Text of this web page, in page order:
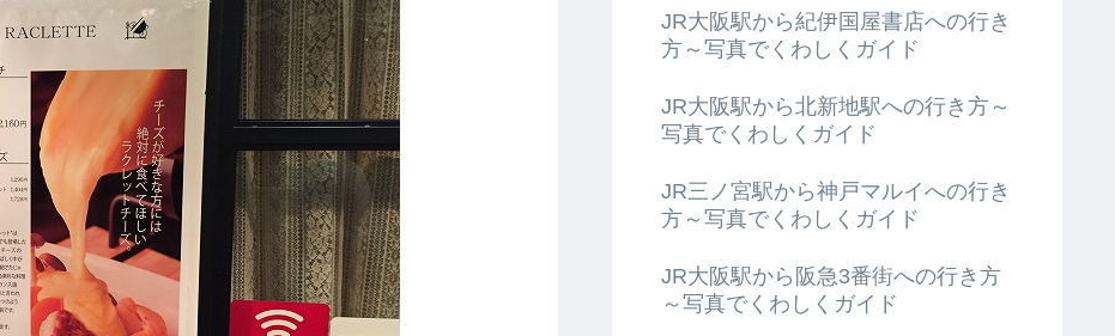
JR大阪駅から紀伊国屋書店への行き
方～写真でくわしくガイド
JR大阪駅から北新地駅への行き方～
写真でくわしくガイド
JR三ノ宮駅から神戸マルイへの行き
方～写真でくわしくガイド
JR大阪駅から阪急3番街への行き方
～写真でくわしくガイド